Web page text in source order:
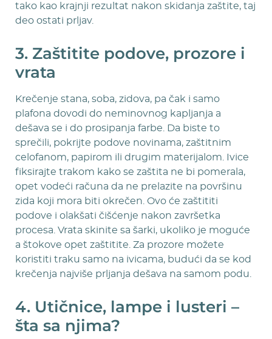
tako kao krajnji rezultat nakon skidanja zaštite, taj
deo ostati prljav.
3. Zaštitite podove, prozore i
vrata
Krečenje stana, soba, zidova, pa čak i samo
plafona dovodi do neminovnog kapljanja a
dešava se i do prosipanja farbe. Da biste to
sprečili, pokrijte podove novinama, zaštitnim
celofanom, papirom ili drugim materijalom. Ivice
fiksirajte trakom kako se zaštita ne bi pomerala,
opet vodeći računa da ne prelazite na površinu
zida koji mora biti okrečen. Ovo će zaštititi
podove i olakšati čišćenje nakon završetka
procesa. Vrata skinite sa šarki, ukoliko je moguće
a štokove opet zaštitite. Za prozore možete
koristiti traku samo na ivicama, budući da se kod
krečenja najviše prljanja dešava na samom podu.
4. Utičnice, lampe i lusteri –
šta sa njima?